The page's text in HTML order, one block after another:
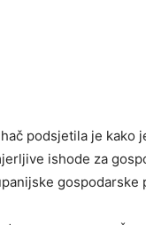
podsjetila je
ishode za
gospodarske